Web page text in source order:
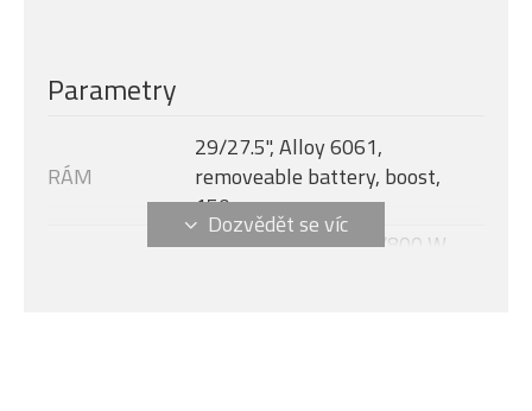
Parametry
RÁM
29/27.5", Alloy 6061,
removeable battery, boost,
150 mm
Yamaha PW-X4, 250/800 W,